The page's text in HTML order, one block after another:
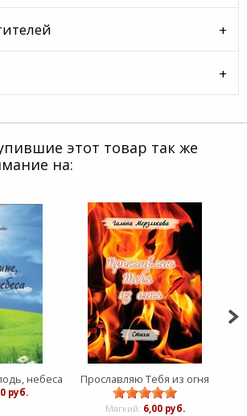
этот товар так же
на:
небеса
руб.
Прославляю Тебя из огня
Мягкий: 6,00 руб.